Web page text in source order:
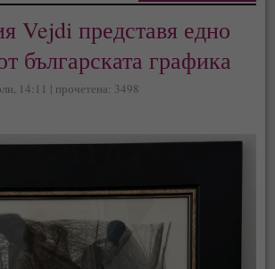
Vejdi представя едно
българската графика
14:11 | прочетена: 3498